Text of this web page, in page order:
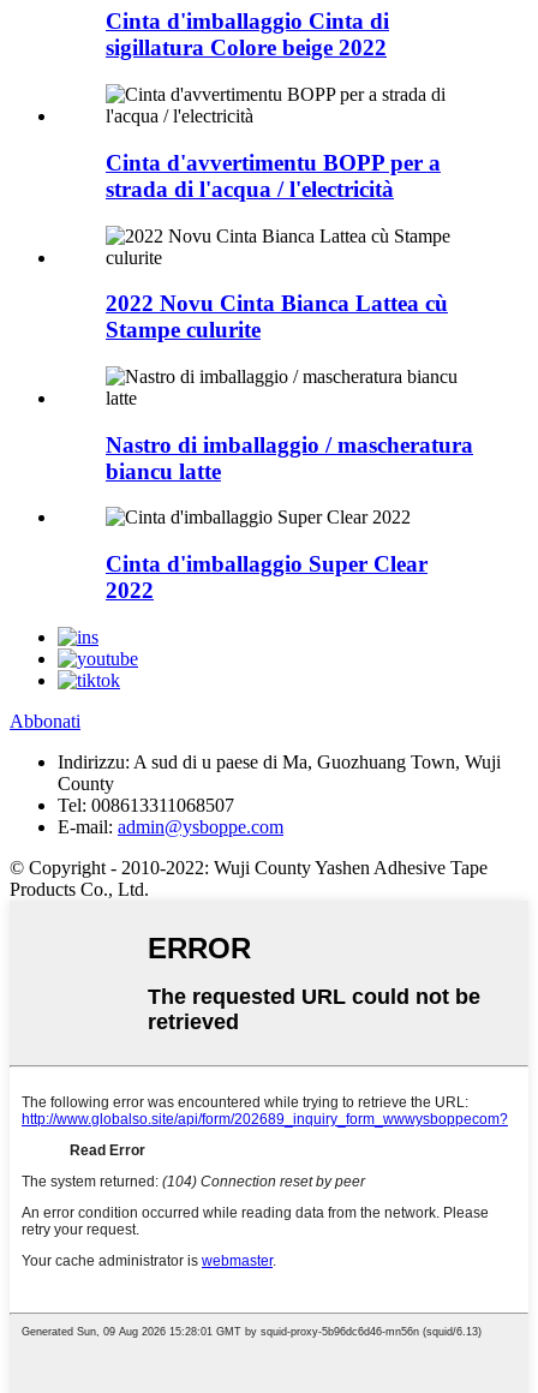
Cinta d'imballaggio Cinta di
sigillatura Colore beige 2022
Cinta d'avvertimentu BOPP per a
strada di l'acqua / l'electricità
2022 Novu Cinta Bianca Lattea cù
Stampe culurite
Nastro di imballaggio / mascheratura
biancu latte
Cinta d'imballaggio Super Clear
2022
Abbonati
Indirizzu: A sud di u paese di Ma, Guozhuang Town, Wuji
County
Tel: 008613311068507
E-mail: admin@ysboppe.com
© Copyright - 2010-2022: Wuji County Yashen Adhesive Tape
Products Co., Ltd.